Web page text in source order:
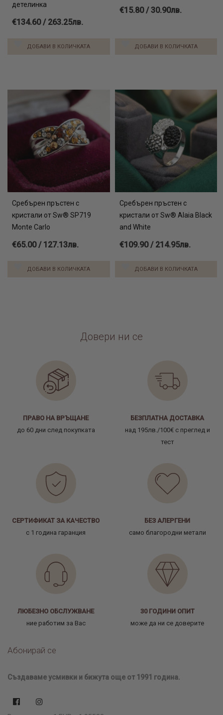
детелинка
€134.60 / 263.25лв.
ДОБАВИ В КОЛИЧКАТА
€15.80 / 30.90лв.
ДОБАВИ В КОЛИЧКАТА
Сребърен пръстен с
кристали от Sw® SP719
Monte Carlo
€65.00 / 127.13лв.
ДОБАВИ В КОЛИЧКАТА
Сребърен пръстен с
кристали от Sw® Alaia Black
and White
€109.90 / 214.95лв.
ДОБАВИ В КОЛИЧКАТА
Довери ни се
ПРАВО НА ВРЪЩАНЕ
до 60 дни след покупката
БЕЗПЛАТНА ДОСТАВКА
над 195лв./100€ с преглед и
тест
СЕРТИФИКАТ ЗА КАЧЕСТВО
с 1 година гаранция
БЕЗ АЛЕРГЕНИ
само благородни метали
ЛЮБЕЗНО ОБСЛУЖВАНЕ
ние работим за Вас
30 ГОДИНИ ОПИТ
може да ни се доверите
Абонирай се
Създаваме усмивки и бижута още от 1991 година.